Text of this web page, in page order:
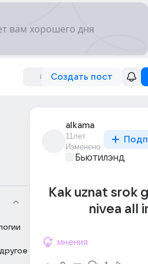
Создать пост
alkama
11лет
Изменено
Бьютилэнд
Kak uznat srok
nivea all
мнения